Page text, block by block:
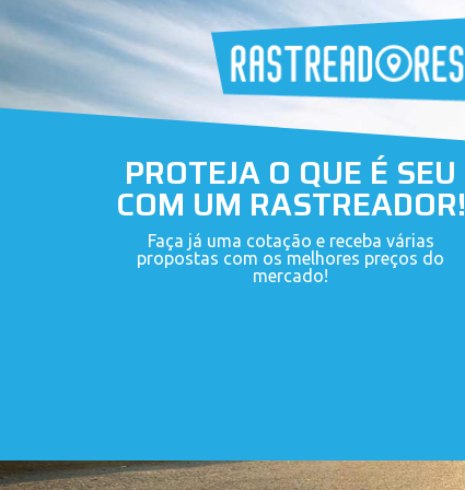
PROTEJA O QUE É SEU
COM UM RASTREADOR!
Faça já uma cotação e receba várias
propostas com os melhores preços do
mercado!